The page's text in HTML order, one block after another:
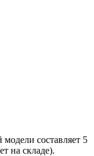
составляет 5
на складе).